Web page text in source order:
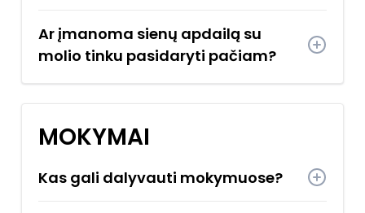
Ar įmanoma sienų apdailą su
molio tinku pasidaryti pačiam?
MOKYMAI
Kas gali dalyvauti mokymuose?